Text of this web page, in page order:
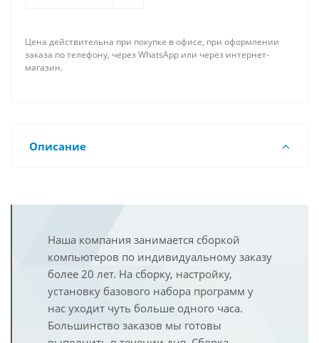
Цена действительна при покупке в офисе, при оформлении
заказа по телефону, через WhatsApp или через интернет-
магазин.
Описание
Наша компания занимается сборкой
компьютеров по индивидуальному заказу
более 20 лет. На сборку, настройку,
установку базового набора программ у
нас уходит чуть больше одного часа.
Большинство заказов мы готовы